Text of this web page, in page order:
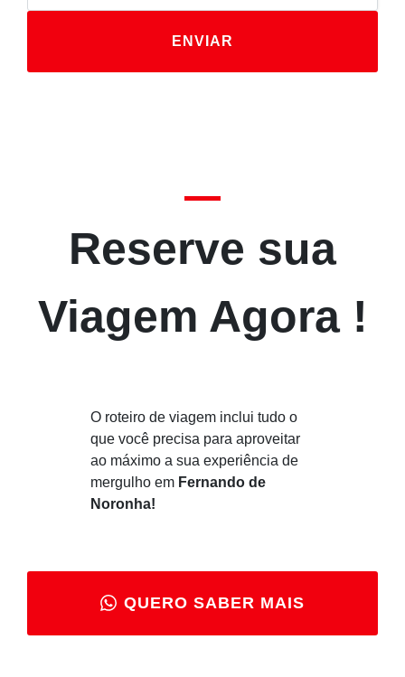
ENVIAR
Reserve sua
Viagem Agora !
O roteiro de viagem inclui tudo o
que você precisa para aproveitar
ao máximo a sua experiência de
mergulho emFernando de
Noronha!
QUERO SABER MAIS